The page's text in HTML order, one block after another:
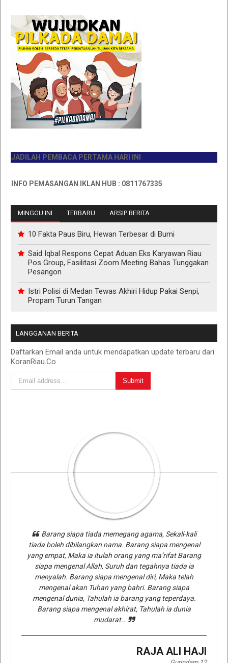
PEMBACA PERTAMA HARI INI
PEMASANGAN IKLAN HUB : 0811767335
MINGGU INI TERBARU ARSIP BERITA
10 Fakta Paus Biru, Hewan Terbesar di Bumi
Said Iqbal Respons Cepat Aduan Eks Karyawan Riau
Pos Group, Fasilitasi Zoom Meeting Bahas Tunggakan
Pesangon
Istri Polisi di Medan Tewas Akhiri Hidup Pakai Senpi,
Propam Turun Tangan
LANGGANAN BERITA
Daftarkan Email anda untuk mendapatkan update terbaru dari
KoranRiau.Co
Barang siapa tiada memegang agama, Sekali-kali
tiada boleh dibilangkan nama. Barang siapa mengenal
yang empat, Maka ia itulah orang yang ma’rifat Barang
siapa mengenal Allah, Suruh dan tegahnya tiada ia
menyalah. Barang siapa mengenal diri, Maka telah
mengenal akan Tuhan yang bahri. Barang siapa
mengenal dunia, Tahulah ia barang yang teperdaya.
Barang siapa mengenal akhirat, Tahulah ia dunia
mudarat..
RAJA ALI HAJI